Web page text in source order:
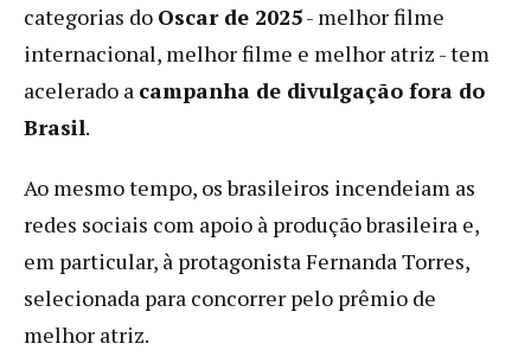
categorias do Oscar de 2025- melhor filme
internacional, melhor filme e melhor atriz - tem
acelerado a campanha de divulgação fora do
Brasil.
Ao mesmo tempo, os brasileiros incendeiam as
redes sociais com apoio à produção brasileira e,
em particular, à protagonista Fernanda Torres,
selecionada para concorrer pelo prêmio de
melhor atriz.